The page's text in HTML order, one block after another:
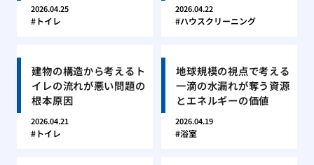
2026.04.25
トイレ
2026.04.22
ハウスクリーニング
建物の構造から考えるト
イレの流れが悪い問題の
根本原因
2026.04.21
トイレ
地球規模の視点で考える
一滴の水漏れが奪う資源
とエネルギーの価値
2026.04.19
浴室